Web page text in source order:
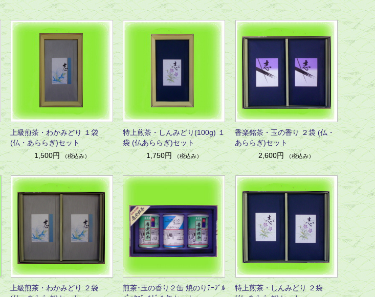
上級煎茶・わかみどり １袋
(仏・あららぎ)セット
1,500円
（税込み）
特上煎茶・しんみどり(100g) １
袋 (仏あららぎ)セット
1,750円
（税込み）
香楽銘茶・玉の香り ２袋 (仏・
あららぎ)セット
2,600円
（税込み）
上級煎茶・わかみどり ２袋
煎茶･玉の香り２缶 焼のりﾃｰﾌﾞﾙ
特上煎茶・しんみどり ２袋